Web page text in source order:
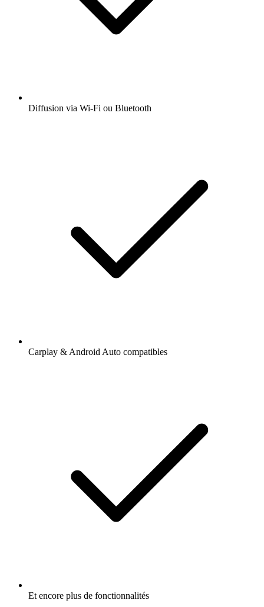
Diffusion via Wi-Fi ou Bluetooth
Carplay & Android Auto compatibles
Et encore plus de fonctionnalités